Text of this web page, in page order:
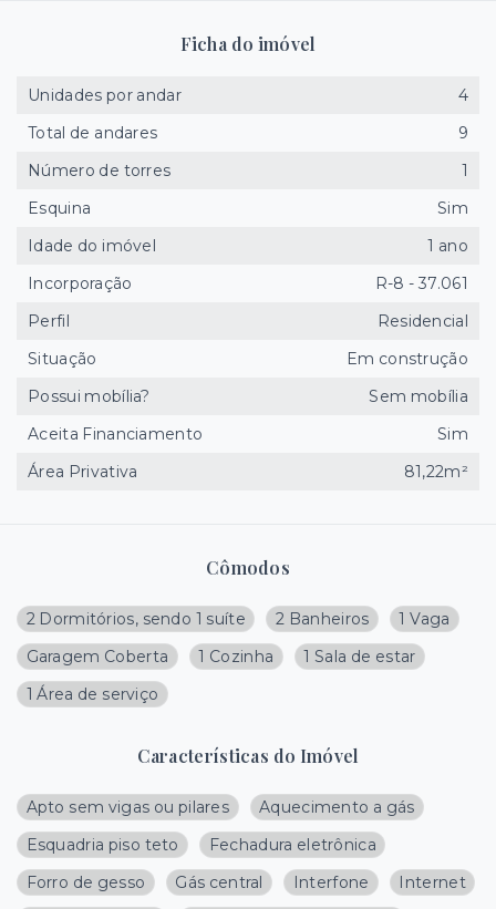
Cômodos
2 Dormitórios, sendo 1 suíte 2 Banheiros
1 Vaga
Garagem Coberta
1 Cozinha
1 Sala de estar
1 Área de serviço
Características do Imóvel
Apto sem vigas ou pilares
Aquecimento a gás
Esquadria piso teto
Fechadura eletrônica
Forro de gesso
Gás central Interfone
Internet
Ficha do imóvel
Unidades por andar
4
Total de andares
9
Número de torres
1
Esquina
Sim
Idade do imóvel
1 ano
Incorporação
R-8 - 37.061
Perfil
Residencial
Situação
Em construção
Possui mobília?
Sem mobília
Aceita Financiamento
Sim
Área Privativa
81,22m²